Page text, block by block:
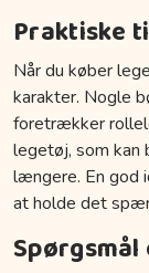
Praktiske
Når du køber
karakter. Nogle
foretrækker
legetøj, som kan
længere. En god
at holde det